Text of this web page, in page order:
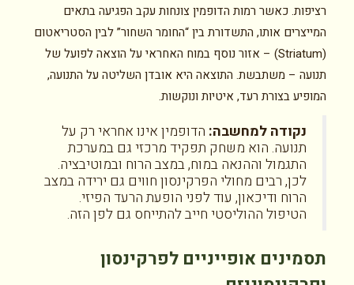
רציפות. כאשר רמות הדופמין צונחות עקב הפגיעה בתאים
המייצרים אותו, התשדורת בין “החומר השחור” לבין הסטריאטום
(Striatum) – אזור נוסף במוח האחראי על הוצאה לפועל של
תנועה – משתבשת. התוצאה היא אובדן השליטה על התנועה,
המופיע בצורת רעד, איטיות ונוקשות.
נקודה למחשבה: הדופמין אינו אחראי רק על
תנועה. הוא משחק תפקיד מרכזי גם במערכת
התגמול וההנאה במוח, במצב הרוח ובמוטיבציה.
לכן, רבים מחולי הפרקינסון חווים גם ירידה במצב
הרוח ודיכאון, עוד לפני הופעת הרעד הפיזי.
הטיפול ההוליסטי חייב להתייחס גם לפן הזה.
תסמינים אופייניים לפרקינסון